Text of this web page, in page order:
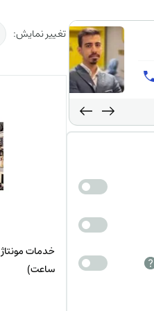
تغییر نمایش:
خدمات
ساعت)